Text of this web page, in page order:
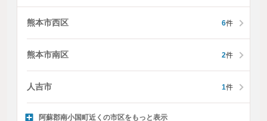
熊本市西区 6件
熊本市南区 2件
人吉市 1件
阿蘇郡南小国町近くの市区をもっと表示